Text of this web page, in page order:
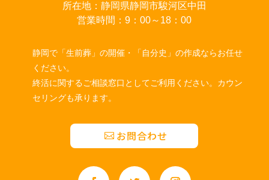
所在地：静岡県静岡市駿河区中田
営業時間：9：00～18：00
静岡で「生前葬」の開催・「自分史」の作成ならお任せ
ください。
終活に関するご相談窓口としてご利用ください。カウン
セリングも承ります。
お問合わせ